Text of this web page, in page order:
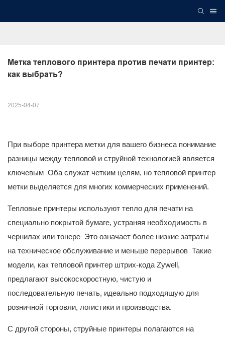
Метка теплового принтера против печати принтер:
как выбрать?
2025-04-07
При выборе принтера метки для вашего бизнеса понимание
разницы между тепловой и струйной технологией является
ключевым Оба служат четким целям, но тепловой принтер
метки выделяется для многих коммерческих применений.
Тепловые принтеры используют тепло для печати на
специально покрытой бумаге, устраняя необходимость в
чернилах или тонере Это означает более низкие затраты
на техническое обслуживание и меньше перерывов Такие
модели, как тепловой принтер штрих-кода Zywell,
предлагают высокоскоростную, чистую и
последовательную печать, идеально подходящую для
розничной торговли, логистики и производства.
С другой стороны, струйные принтеры полагаются на